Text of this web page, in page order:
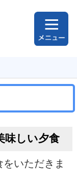
味しい夕食
いただきま